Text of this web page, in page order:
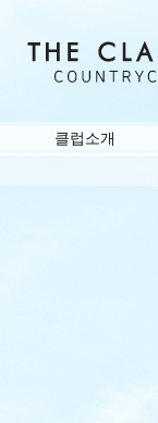
클럽소개